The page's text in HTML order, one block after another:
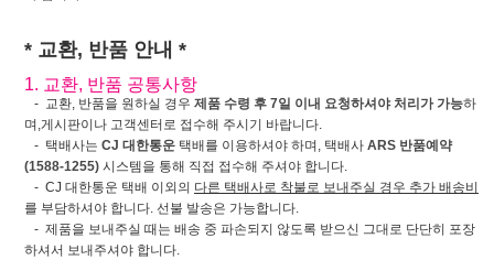
* 교환, 반품 안내 *
1. 교환, 반품 공통사항
- 교환, 반품을 원하실 경우 제품 수령 후 7일 이내 요청하셔야 처리가 가능하
며,게시판이나 고객센터로 접수해 주시기 바랍니다.
- 택배사는 CJ 대한통운 택배를 이용하셔야 하며, 택배사 ARS 반품예약
(1588-1255) 시스템을 통해 직접 접수해 주셔야 합니다.
- CJ 대한통운 택배 이외의 다른 택배사로 착불로 보내주실 경우 추가 배송비
를 부담하셔야 합니다. 선불 발송은 가능합니다.
- 제품을 보내주실 때는 배송 중 파손되지 않도록 받으신 그대로 단단히 포장
하셔서 보내주셔야 합니다.